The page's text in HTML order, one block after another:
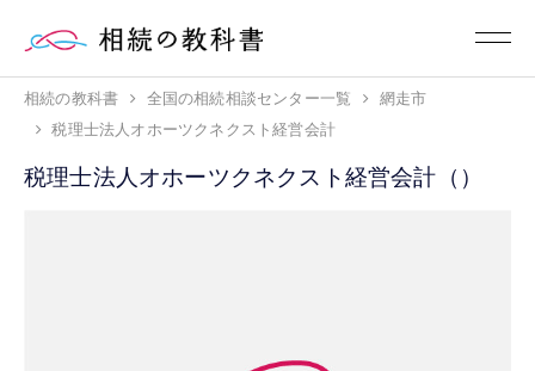
相続の教科書 全国の相続相談センター一覧
網走市
税理士法人オホーツクネクスト経営会計
税理士法人オホーツクネクスト経営会計（）